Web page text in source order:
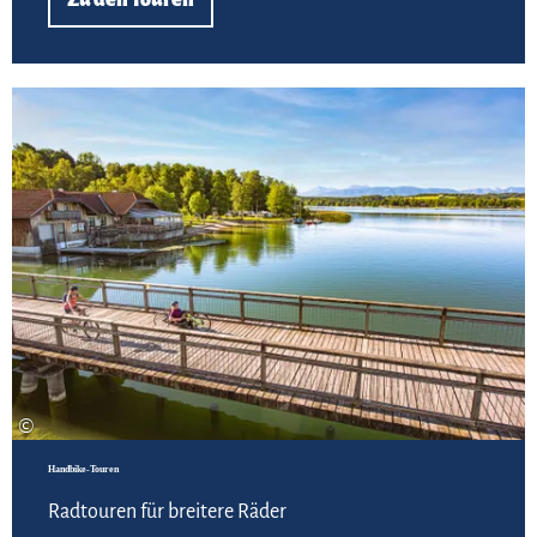
©
Handbike-Touren
Radtouren für breitere Räder